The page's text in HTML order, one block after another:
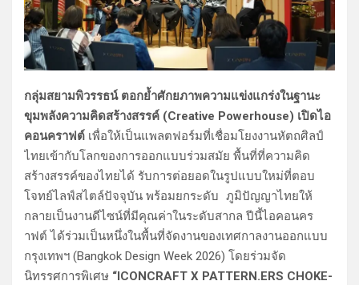
กลุ่มสยามพิวรรธน์ ตอกย้ำศักยภาพความแข่งแกร่งในฐานะ
ขุมพลังความคิดสร้างสรรค์ (Creative Powerhouse) เปิดไอ
คอนคราฟต์ เพื่อให้เป็นแพลตฟอร์มที่เชื่อมโยงงานหัตถศิลป์
ไทยเข้ากับโลกของการออกแบบร่วมสมัย พื้นที่ที่ความคิด
สร้างสรรค์ของไทยได้ รับการต่อยอดในรูปแบบใหม่ที่ตอบ
โจทย์ไลฟ์สไตล์ปัจจุบัน พร้อมยกระดับ ภูมิปัญญาไทยให้
กลายเป็นงานดีไซน์ที่มีคุณค่าในระดับสากล ปีนี้ไอคอนคร
าฟต์ ได้ร่วมเป็นหนึ่งในพื้นที่จัดงานของเทศกาลงานออกแบบ
กรุงเทพฯ (Bangkok Design Week 2026) โดยร่วมจัด
นิทรรศการพิเศษ “ICONCRAFT X PATTERN.ERS CHOKE-